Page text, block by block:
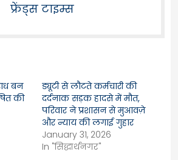
फ्रेंड्स टाइम्स
बन
की
ड्यूटी से लौटते कर्मचारी की
दर्दनाक सड़क हादसे में मौत,
परिवार ने प्रशासन से मुआवज़े
और न्याय की लगाई गुहार
January 31, 2026
In "सिद्धार्थनगर"